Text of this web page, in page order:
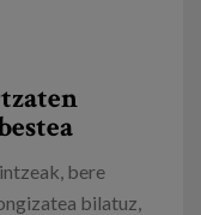
bere
bilatuz,